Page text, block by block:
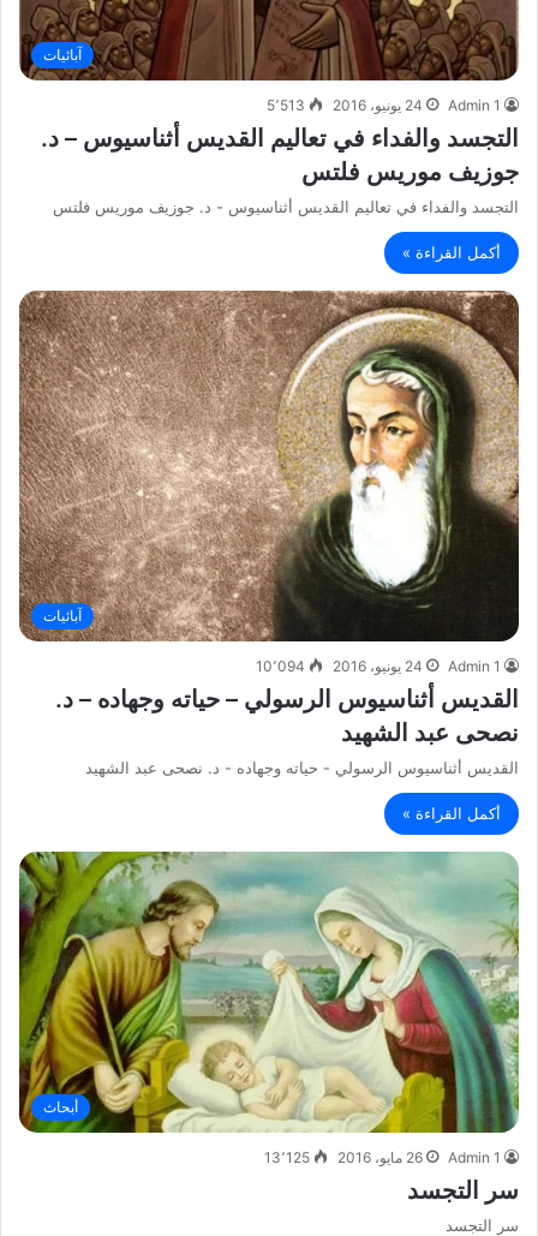
آبائيات
Admin 1 24 يونيو، 2016 5٬513
التجسد والفداء في تعاليم القديس أثناسيوس – د.
جوزيف موريس فلتس
التجسد والفداء في تعاليم القديس أثناسيوس - د. جوزيف موريس فلتس
أكمل القراءة »
آبائيات
Admin 1 24 يونيو، 2016 10٬094
القديس أثناسيوس الرسولي – حياته وجهاده – د.
نصحى عبد الشهيد
القديس أثناسيوس الرسولي - حياته وجهاده - د. نصحى عبد الشهيد
أكمل القراءة »
أبحاث
Admin 1 26 مايو، 2016 13٬125
سر التجسد
سر التجسد